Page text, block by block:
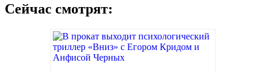
Сейчас смотрят: